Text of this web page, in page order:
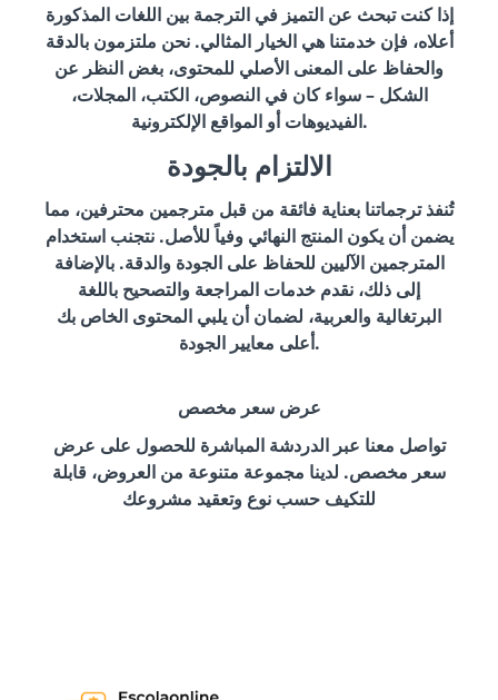
إذا كنت تبحث عن التميز في الترجمة بين اللغات المذكورة
أعلاه، فإن خدمتنا هي الخيار المثالي. نحن ملتزمون بالدقة
والحفاظ على المعنى الأصلي للمحتوى، بغض النظر عن
الشكل – سواء كان في النصوص، الكتب، المجلات،
الفيديوهات أو المواقع الإلكترونية.
الالتزام بالجودة
تُنفذ ترجماتنا بعناية فائقة من قبل مترجمين محترفين، مما
يضمن أن يكون المنتج النهائي وفياً للأصل. نتجنب استخدام
المترجمين الآليين للحفاظ على الجودة والدقة. بالإضافة
إلى ذلك، نقدم خدمات المراجعة والتصحيح باللغة
البرتغالية والعربية، لضمان أن يلبي المحتوى الخاص بك
أعلى معايير الجودة.
عرض سعر مخصص
تواصل معنا عبر الدردشة المباشرة للحصول على عرض
سعر مخصص. لدينا مجموعة متنوعة من العروض، قابلة
للتكيف حسب نوع وتعقيد مشروعك